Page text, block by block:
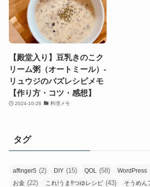
【殿堂入り】豆乳きのこク
リーム粥（オートミール）-
リュウジのバズレシピメモ
【作り方・コツ・感想】
2024-10-26 料理メモ
タグ
affinger5 (2) DIY (15) QOL (58) WordPress
お金 (22) これ!うま!!つゆレシピ (43) そうめん